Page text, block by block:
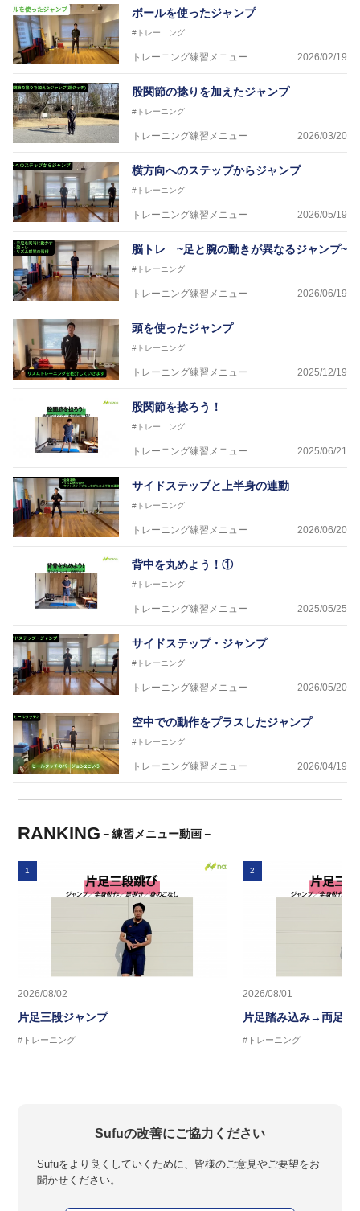
ボールを使ったジャンプ
#トレーニング
トレーニング練習メニュー 2026/02/19
股関節の捻りを加えたジャンプ
#トレーニング
トレーニング練習メニュー 2026/03/20
横方向へのステップからジャンプ
#トレーニング
トレーニング練習メニュー 2026/05/19
脳トレ ~足と腕の動きが異なるジャンプ~
#トレーニング
トレーニング練習メニュー 2026/06/19
頭を使ったジャンプ
#トレーニング
トレーニング練習メニュー 2025/12/19
股関節を捻ろう！
#トレーニング
トレーニング練習メニュー 2025/06/21
サイドステップと上半身の連動
#トレーニング
トレーニング練習メニュー 2026/06/20
背中を丸めよう！①
#トレーニング
トレーニング練習メニュー 2025/05/25
サイドステップ・ジャンプ
#トレーニング
トレーニング練習メニュー 2026/05/20
空中での動作をプラスしたジャンプ
#トレーニング
トレーニング練習メニュー 2026/04/19
RANKING －練習メニュー動画－
1
2026/08/02
片足三段ジャンプ
#トレーニング
2
2026/08/01
片足踏み込み→両足ジ
#トレーニング
Sufuの改善にご協力ください
Sufuをより良くしていくために、皆様のご意見やご要望をお
聞かせください。